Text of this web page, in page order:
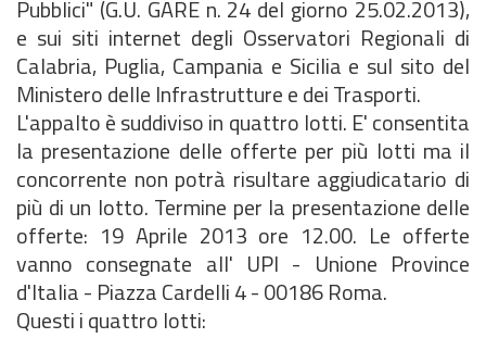
Pubblici" (G.U. GARE n. 24 del giorno 25.02.2013),
e sui siti internet degli Osservatori Regionali di
Calabria, Puglia, Campania e Sicilia e sul sito del
Ministero delle Infrastrutture e dei Trasporti.
L'appalto è suddiviso in quattro lotti. E' consentita
la presentazione delle offerte per più lotti ma il
concorrente non potrà risultare aggiudicatario di
più di un lotto. Termine per la presentazione delle
offerte: 19 Aprile 2013 ore 12.00. Le offerte
vanno consegnate all' UPI - Unione Province
d'Italia - Piazza Cardelli 4 - 00186 Roma.
Questi i quattro lotti: